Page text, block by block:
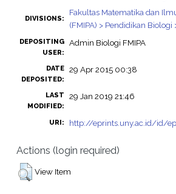
DIVISIONS:
Fakultas Matematika dan
(FMIPA) > Pendidikan Biologi
DEPOSITING
USER:
Admin Biologi FMIPA
DATE
DEPOSITED:
29 Apr 2015 00:38
LAST
MODIFIED:
29 Jan 2019 21:46
URI: http://eprints.uny.ac.id/id/
Actions (login required)
View Item